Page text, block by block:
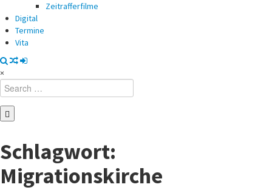
Zeitrafferfilme
Digital
Termine
Vita
×
Search
for:
Schlagwort:
Migrationskirche